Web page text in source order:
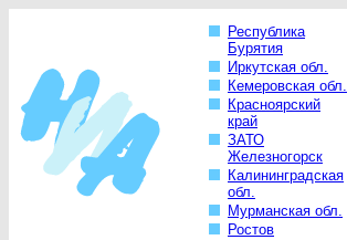
Республика
Бурятия
Иркутская обл.
Кемеровская обл.
Красноярский
край
ЗАТО
Железногорск
Калининградская
обл.
Мурманская обл.
Ростов